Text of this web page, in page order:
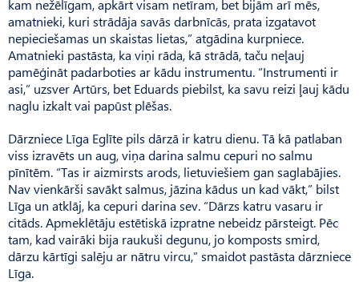
kam nežēlīgam, apkārt visam netīram, bet bijām arī mēs,
amatnieki, kuri strādāja savās darbnīcās, prata izgatavot
nepieciešamas un skaistas lietas,” atgādina kurpniece.
Amatnieki pastāsta, ka viņi rāda, kā strādā, taču neļauj
pamēģināt padarboties ar kādu instrumentu. “Instrumenti ir
asi,” uzsver Artūrs, bet Eduards piebilst, ka savu reizi ļauj kādu
naglu izkalt vai papūst plēšas.
Dārzniece Līga Eglīte pils dārzā ir katru dienu. Tā kā patlaban
viss izravēts un aug, viņa darina salmu cepuri no salmu
pīnītēm. “Tas ir aizmirsts arods, lietuviešiem gan saglabājies.
Nav vienkārši savākt salmus, jāzina kādus un kad vākt,” bilst
Līga un atklāj, ka cepuri darina sev. “Dārzs katru vasaru ir
citāds. Apmeklētāju estētiskā izpratne nebeidz pārsteigt. Pēc
tam, kad vairāki bija raukuši degunu, jo komposts smird,
dārzu kārtīgi salēju ar nātru vircu,” smaidot pastāsta dārzniece
Līga.